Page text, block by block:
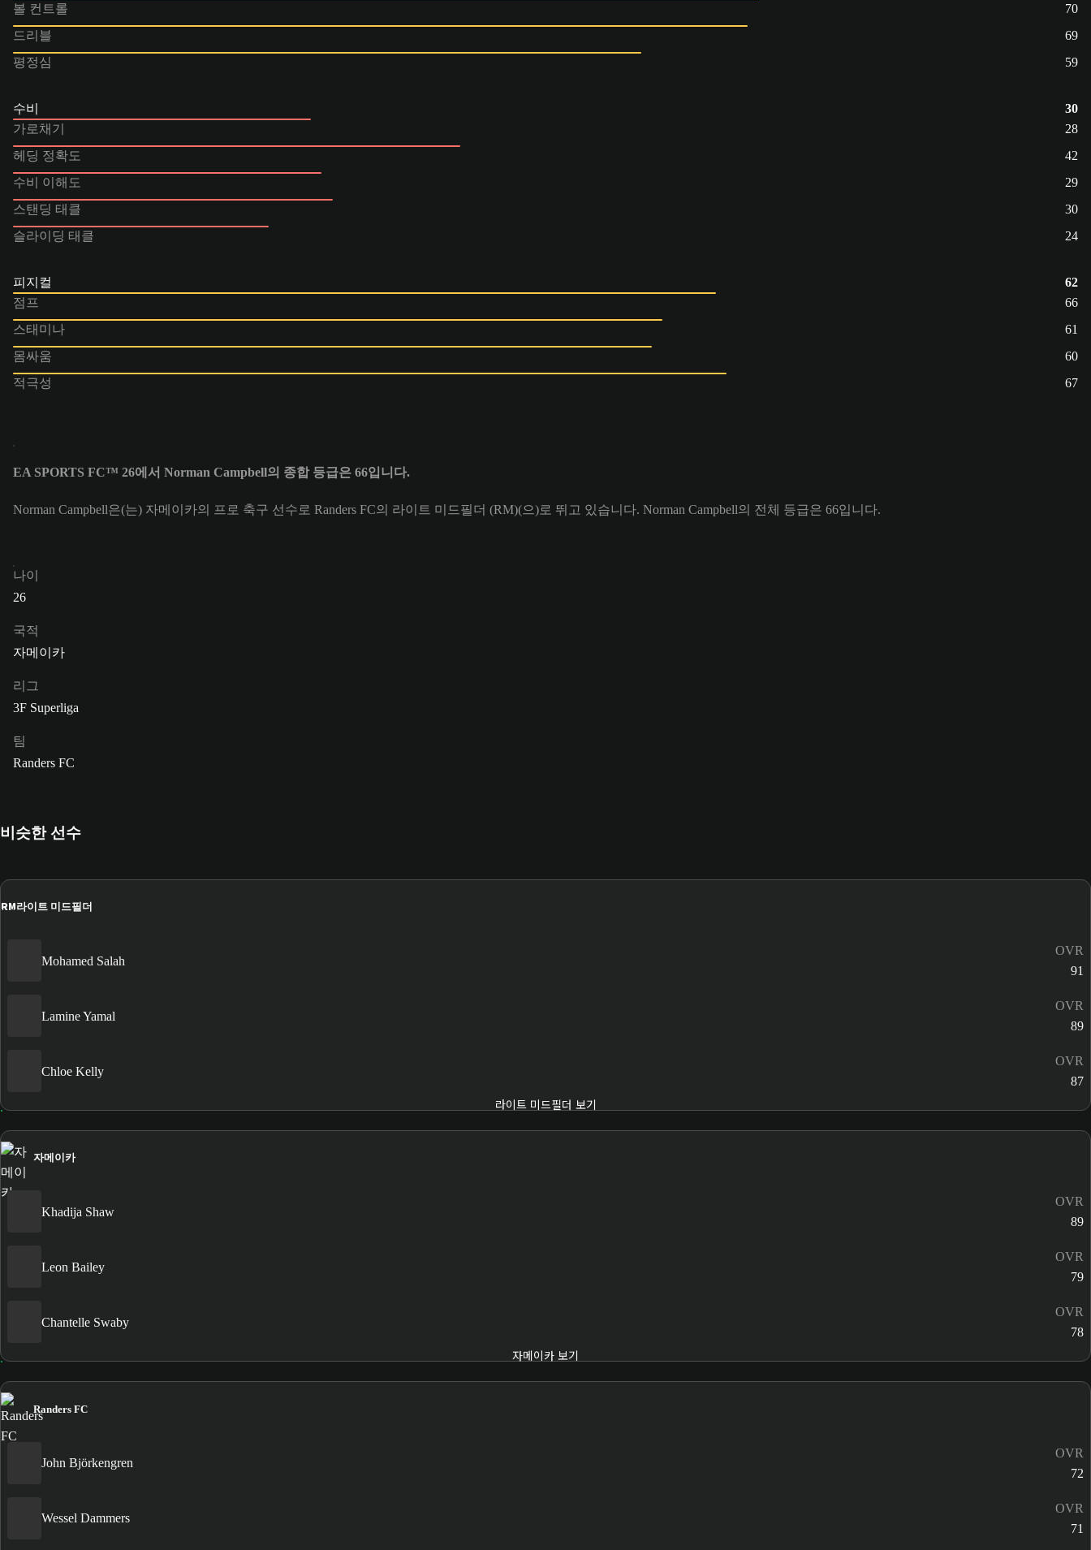
볼 컨트롤
70
드리블
69
평정심
59
수비
30
가로채기
28
헤딩 정확도
42
수비 이해도
29
스탠딩 태클
30
슬라이딩 태클
24
피지컬
62
점프
66
스태미나
61
몸싸움
60
적극성
67
EA SPORTS FC™ 26에서 Norman Campbell의 종합 등급은 66입니다.
Norman Campbell은(는) 자메이카의 프로 축구 선수로 Randers FC의 라이트 미드필더 (RM)(으)로 뛰고 있습니다. Norman Campbell의 전체 등급은 66입니다.
나이
26
국적
자메이카
리그
3F Superliga
팀
Randers FC
비슷한 선수
RM라이트 미드필더
Mohamed Salah
OVR
91
Lamine Yamal
OVR
89
Chloe Kelly
OVR
87
라이트 미드필더 보기
자메이카
Khadija Shaw
OVR
89
Leon Bailey
OVR
79
Chantelle Swaby
OVR
78
자메이카 보기
Randers FC
John Björkengren
OVR
72
Wessel Dammers
OVR
71